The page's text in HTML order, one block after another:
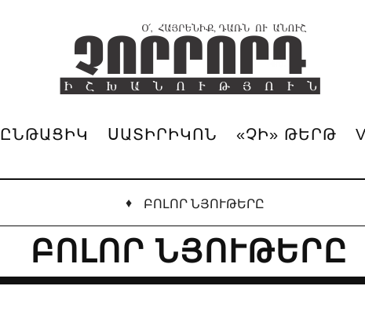
ԸՆԹԱՑԻԿ ՍԱՏԻՐԻԿՈՆ «ՉԻ» ԹԵՐԹ
♦ ԲՈԼՈՐ ՆՅՈՒԹԵՐԸ
ԲՈԼՈՐ ՆՅՈՒԹԵՐԸ